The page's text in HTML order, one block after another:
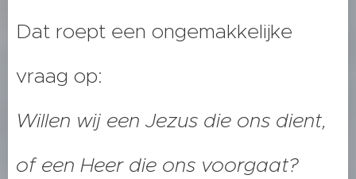
Dat roept een ongemakkelijke
vraag op:
Willen wij een Jezus die ons dient,
of een Heer die ons voorgaat?